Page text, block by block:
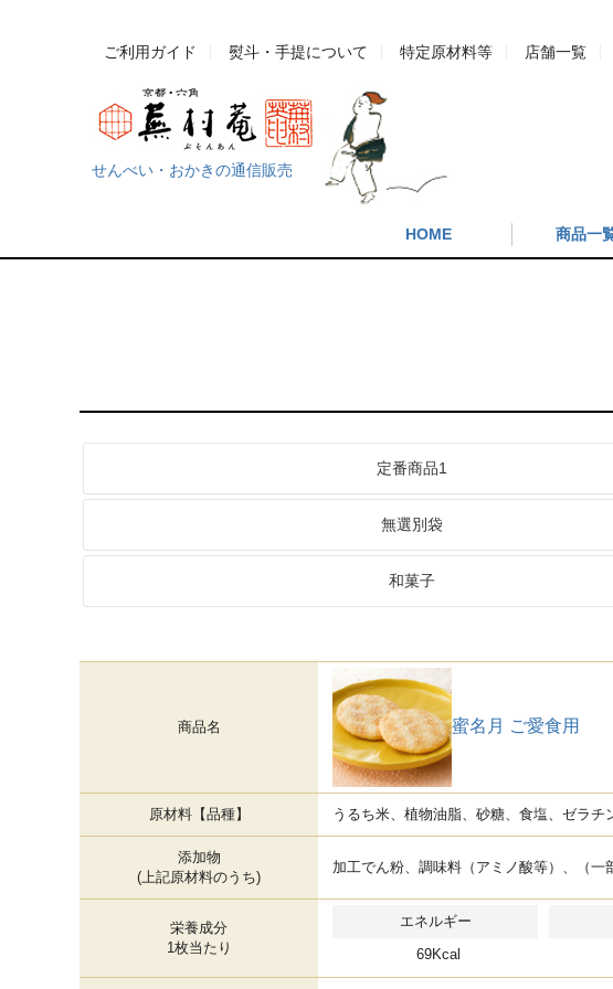
ご利用ガイド 熨斗・手提について 特定原材料等 店舗一覧
せんべい・おかきの通信販売
HOME 商品一
定番商品1
無選別袋
和菓子
商品名 蜜名月 ご愛食用
原材料【品種】 うるち米、植物油脂、砂糖、食塩、ゼラ
添加物
(上記原材料のうち)
加工でん粉、調味料（アミノ酸等）、（一
栄養成分
1枚当たり
エネルギー
69Kcal